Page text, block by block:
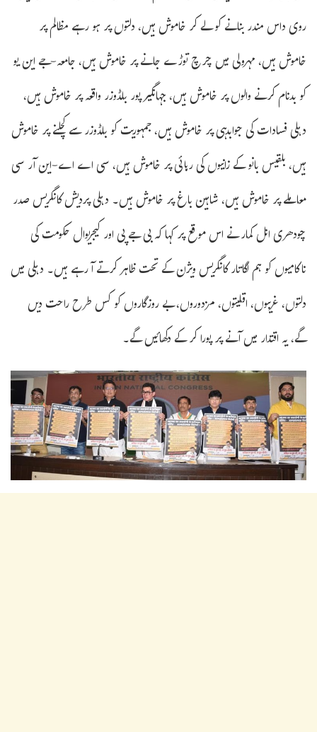
روی داس مندر بنانے کو لے کر خاموش ہیں، دلتوں پر ہو رہے مظالم پر
خاموش ہیں، مہرولی میں چرچ توڑے جانے پر خاموش ہیں، جامعہ-جے این یو
کو بدنام کرنے والوں پر خاموش ہیں، جہانگیر پور بلڈوزر واقعہ پر خاموش ہیں،
دہلی فسادات کی جوابدہی پر خاموش ہیں، جمہوریت کو بلڈوزر سے کچلنے پر خاموش
ہیں، بلقیس بانو کے زانیوں کی رہائی پر خاموش ہیں، سی اے اے-این آر سی
معاملے پر خاموش ہیں، شاہین باغ پر خاموش ہیں۔ دہلی پردیش کانگریس صدر
چودھری انل کمار نے اس موقع پر کہا کہ بی جے پی اور کیجریوال حکومت کی
ناکامیوں کو ہم لگاتار کانگریس ویژن کے تحت ظاہر کرتے آ رہے ہیں۔ دہلی میں
دلتوں، غریبوں، اقلیتوں، مزدوروں، بے روزگاروں کو کس طرح راحت دیں
گے، یہ اقتدار میں آنے پر پورا کر کے دکھائیں گے۔